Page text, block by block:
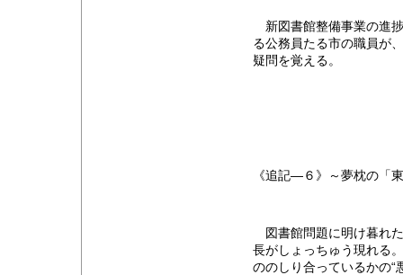
新図書館整備事業の進
る公務員たる市の職員が
疑問を覚える。
《追記―６》～夢枕の「
図書館問題に明け暮れ
長がしょっちゅう現れる
ののしり合っているかの“